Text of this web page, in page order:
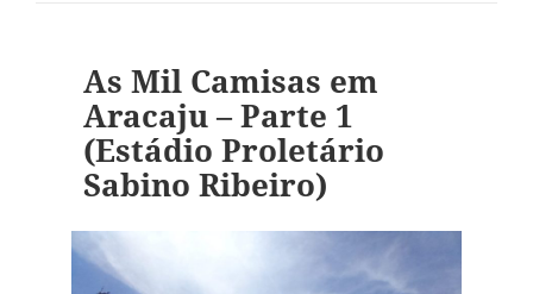
As Mil Camisas em
Aracaju – Parte 1
(Estádio Proletário
Sabino Ribeiro)